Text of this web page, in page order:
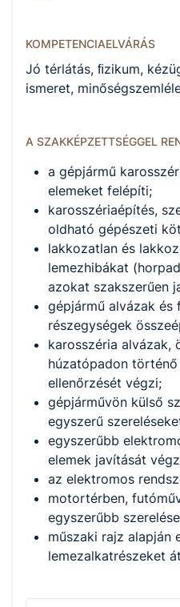
Székesfehérvári SZC Váci
Iskola és Kollégium
KOMPETENCIAELVÁRÁS
Jó térlátás, ﬁzikum,
ismeret,
A SZAKKÉPZETTSÉGGEL
a gépjármű
elemeket felépíti;
karosszériaépítés,
oldható gépészeti
lakkozatlan és
lemezhibákat
azokat szakszerűen
gépjármű alvázak és
részegységek
karosszéria alvázak,
húzatópadon
ellenőrzését végzi;
gépjárművön külső
egyszerű
egyszerűbb
elemek javítását
az elektromos
motortérben,
egyszerűbb
műszaki rajz alapján
lemezalkatrészeket